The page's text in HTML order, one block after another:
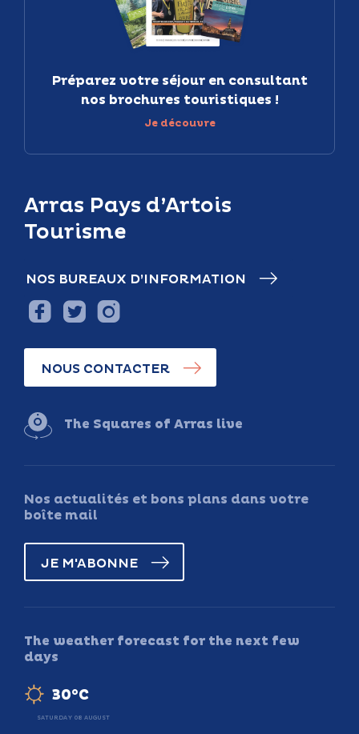
Arras Pays d’Artois
Tourisme
NOS BUREAUX D’INFORMATION
NOUS CONTACTER
The Squares of Arras live
Nos actualités et bons plans dans votre
boîte mail
JE M'ABONNE
The weather forecast for the next few
days
30°C
SATURDAY 08 AUGUST
Préparez votre séjour en consultant
nos brochures touristiques !
Je découvre